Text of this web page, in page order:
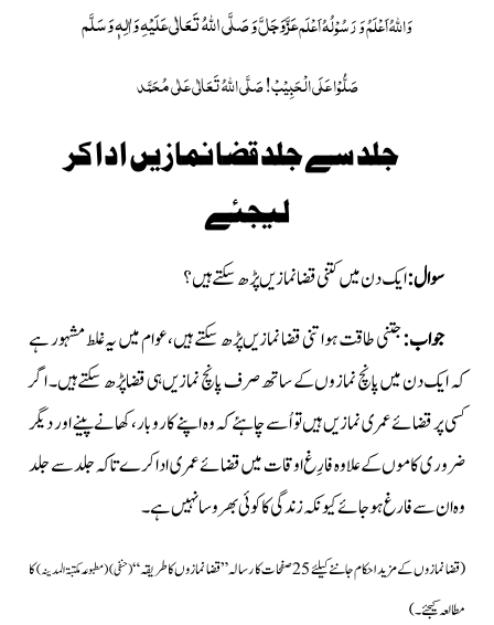
وَاللہُ اَعْلَمُ وَ رَسُوْلُہُ اَعْلَمعَزَّوَجَلَّوَصَلَّی اللّٰہُ تَعَالٰی عَلَیْہِ وَاٰلِہٖ وَسَلَّم
صَلُّوْا عَلَی الْحَبِیْبْ!صَلَّی اللہُ تَعَالٰی عَلٰی مُحَمَّد
جلد سے جلد قضا نمازیں ادا کر
لیجئے
سوال:ایک دن میں کتنی قضا نمازیں پڑھ سکتے ہیں؟
جواب:جتنی طاقت ہو اتنی قضا نمازیں پڑھ سکتے ہیں، عوام میں یہ غلط مشہور ہے
کہ ایک دن میں پانچ نمازوں کے ساتھ صرف پانچ نمازیں ہی قضا پڑھ سکتے ہیں۔ اگر
کسی پر قضائے عمری نمازیں ہیں تو اُسے چاہئے کہ وہ اپنے کاروبار،کھانے پینے اور دیگر
ضروری کاموں کے علاوہ فارِغ اوقات میں قضائے عمری ادا کرے تاکہ جلد سے جلد
وہ ان سے فارغ ہوجائے کیونکہ زندگی کا کوئی بھروسا نہیں ہے۔
(قضا نمازوں کے مزید احکام جاننے کیلئے 25 صفحات کا رسالہ ”قضا نمازوں کا طریقہ“ (حنفی) (مطبوعہ مکتبۃ المدینہ)کا
مطالعہ کیجئے۔)